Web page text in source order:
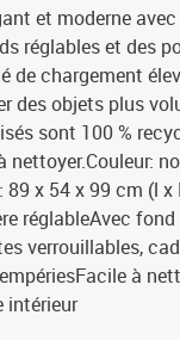
et moderne
réglables et des
de chargement
des objets plus
sont 100 %
x 54 x 99 cm (l
réglableAvec
verrouillables,
à
intérieur